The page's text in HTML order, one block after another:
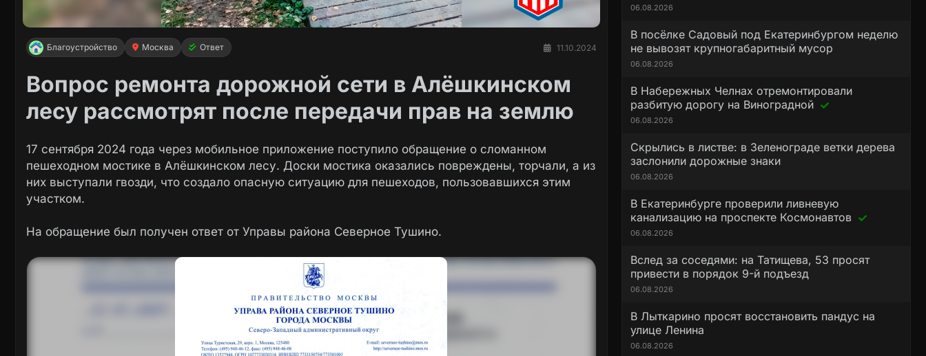
Благоустройство Москва Ответ 11.10.2024
Вопрос ремонта дорожной сети в Алёшкинском
лесу рассмотрят после передачи прав на землю
17 сентября 2024 года через мобильное приложение поступило обращение о сломанном
пешеходном мостике в Алёшкинском лесу. Доски мостика оказались повреждены, торчали, а из
них выступали гвозди, что создало опасную ситуацию для пешеходов, пользовавшихся этим
участком.
На обращение был получен ответ от Управы района Северное Тушино.
06.08.2026
В посёлке Садовый под Екатеринбургом неделю
не вывозят крупногабаритный мусор
06.08.2026
В Набережных Челнах отремонтировали
разбитую дорогу на Виноградной
06.08.2026
Скрылись в листве: в Зеленограде ветки дерева
заслонили дорожные знаки
06.08.2026
В Екатеринбурге проверили ливневую
канализацию на проспекте Космонавтов
06.08.2026
Вслед за соседями: на Татищева, 53 просят
привести в порядок 9-й подъезд
06.08.2026
В Лыткарино просят восстановить пандус на
улице Ленина
06.08.2026